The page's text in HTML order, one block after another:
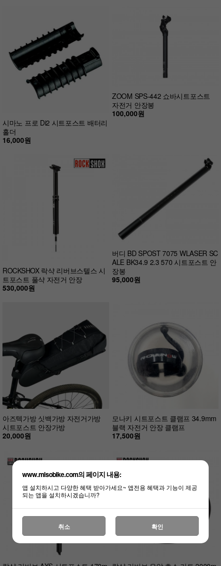
시마노 프로 Di2 시트포스트 배터리
홀더
16,000원
ZOOM SPS-442 쇼바시트포스트
자전거 안장봉
100,000원
ROCKSHOX 락샥 리버브스텔스 시
트포스트 풀샥 자전거 안장
530,000원
버디 BD SPOST 7075 WLASER SC
ALE BK34.9 2.3 570 시트포스트 안
장봉
95,000원
아즈텍가방 싯백가방 자전거가방
시트포스트 안장가방
20,000원
모나키 시트포스트 클램프 34.9mm
블랙 자전거 안장 클램프
17,500원
www.misobike.com의 페이지 내용:
앱 설치하시고 다양한 혜택 받아가세요~ 앱전용 혜택과 기능이 제공
되는 앱을 설치하시겠습니까?
취소 확인